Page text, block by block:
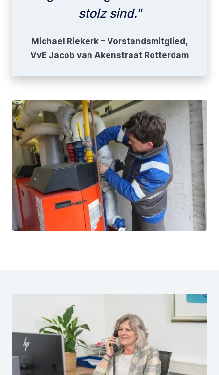
stolz sind."
Michael Riekerk – Vorstandsmitglied,
VvE Jacob van Akenstraat Rotterdam